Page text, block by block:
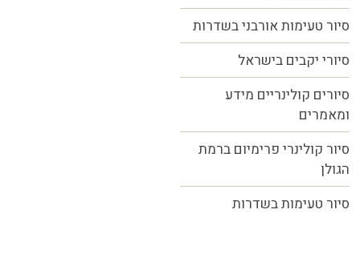
סיור טעימות אורבני בשדרות
סיורי יקבים בישראל
סיורים קולינריים מידע
ומאמרים
סיור קולינרי פרימיום ברמת
הגולן
סיור טעימות בשדרות